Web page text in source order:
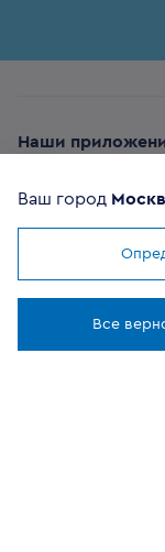
Наши
Ваш город
Все